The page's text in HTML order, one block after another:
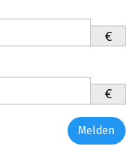
€
€
Melden